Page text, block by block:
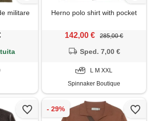
militare Herno polo shirt with pocket
142,00 € 285,00 €
Sped. 7,00 €
L M XXL
Spinnaker Boutique